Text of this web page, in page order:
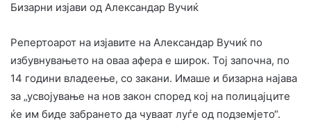
Бизарни изјави од Александар Вучиќ
Репертоарот на изјавите на Александар Вучиќ по
избувнувањето на оваа афера е широк. Тој започна, по
14 години владеење, со закани. Имаше и бизарна најава
за „усвојување на нов закон според кој на полицајците
ќе им биде забрането да чуваат луѓе од подземјето“.